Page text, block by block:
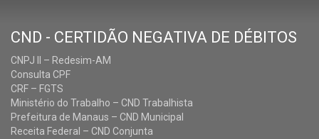
CND - CERTIDÃO NEGATIVA DE DÉBITOS
CNPJ II – Redesim-AM
Consulta CPF
CRF – FGTS
Ministério do Trabalho – CND Trabalhista
Prefeitura de Manaus – CND Municipal
Receita Federal – CND Conjunta